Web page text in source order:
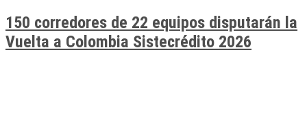
150 corredores de 22 equipos disputarán la
Vuelta a Colombia Sistecrédito 2026